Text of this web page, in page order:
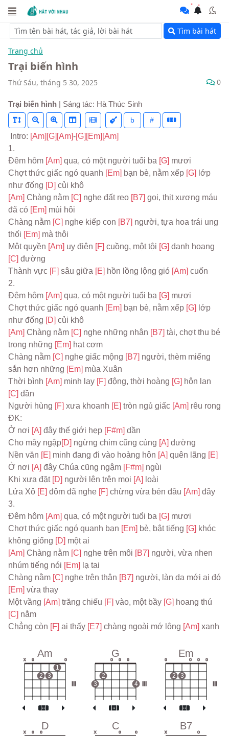
Tìm bài hát
Trang chủ
Trại biến hình
Thứ Sáu, tháng 5 30, 2025 0
Trại biến hình | Sáng tác: Hà Thúc Sinh
b #
Intro: [Am] [G] [Am]-[G] [Em] [Am]
1.
Đêm hôm [Am] qua, có một người tuổi ba [G] mươi
Chợt thức giấc ngó quanh [Em] bạn bè, nằm xếp [G] lớp
như đống [D] củi khô
[Am] Chàng nằm [C] nghe đất reo [B7] gọi, thịt xương máu
đã có [Em] mùi hôi
Chàng nằm [C] nghe kiếp con [B7] người, tựa hoa trái ung
thối [Em] mà thôi
Một quyền [Am] uy điên [F] cuồng, một tội [G]
[C] đường
Thành vực [F] sâu giữa [E] hồn lồng lộng gió [Am] cuốn
2.
Đêm hôm [Am] qua, có một người tuổi ba [G] mươi
Chợt thức giấc ngó quanh [Em] bạn bè, nằm xếp [G] lớp
như đống [D] củi khô
[Am] Chàng nằm [C] nghe những nhân [B7] tài, chợt thu bé
trong những [Em] hạt cơm
Chàng nằm [C] nghe giấc mộng [B7] người, thèm miếng
sắn hơn những [Em] mùa Xuân
Thời bình [Am] minh lay [F] động, thời hoàng [G]
[C] dần
Người hùng [F] xưa khoanh [E] tròn ngủ giấc [Am] rêu rong
ĐK:
Ở nơi [A] đây thế giới hẹp [F#m] dần
Cho mây ngập[D] ngừng chim cũng cùng [A] đường
Nền văn [E] minh đang đi vào hoàng hôn [A] quên lãng [E]
Ở nơi [A] đây Chúa cũng ngậm [F#m] ngùi
Khi xưa đặt [D] người lên trên mọi [A] loài
Lửa Xô [E] đôm đã nghe [F] chừng vừa bén đâu [Am] đây
3.
Đêm hôm [Am] qua, có một người tuổi ba [G] mươi
Chợt thức giấc ngó quanh bạn [Em] bè, bật tiếng [G] khóc
không giống [D] một ai
[Am] Chàng nằm [C] nghe trên môi [B7] người, vừa nhen
nhúm tiếng nói [Em] lạ tai
Chàng nằm [C] nghe trên thân [B7]
[Em] vừa thay
Một vầng [Am] trăng chiếu [F] vào, một bầy [G]
[C] nằm
Chẳng còn [F] ai thấy [E7] chàng ngoài mớ lông [Am] xanh
Am
x o
2 3
1
o
G
3
2
o o o
4
Em
o
2 3
o o o
D
x o o
C
x o o
B7
x o